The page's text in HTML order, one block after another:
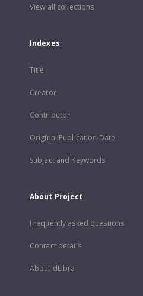
View all collections
Indexes
Title
Creator
Contributor
Original Publication Date
Subject and Keywords
About Project
Frequently asked questions
Contact details
About dLibra